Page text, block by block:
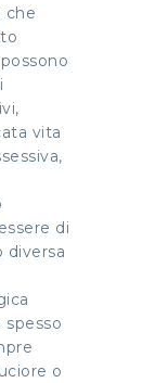
che
vita
di
diversa
spesso
o